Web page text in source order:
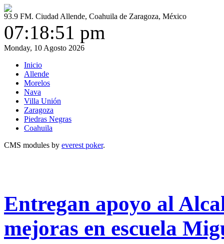
93.9 FM. Ciudad Allende, Coahuila de Zaragoza, México
07:18:51 pm
Monday, 10 Agosto 2026
Inicio
Allende
Morelos
Nava
Villa Unión
Zaragoza
Piedras Negras
Coahuila
CMS modules by everest poker.
Entregan apoyo al
mejoras en escuela